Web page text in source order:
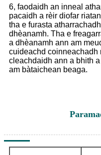
6, faodaidh an inneal
pacaidh a rèir diofar
tha e furasta
dhèanamh. Tha e
a dhèanamh ann am
cuideachd coinneachadh
cleachdaidh ann a bhith
am bàtaichean beaga.